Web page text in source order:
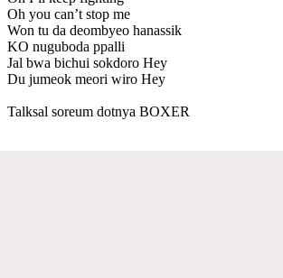
Oh you can’t stop me
Won tu da deombyeo hanassik
KO nuguboda ppalli
Jal bwa bichui sokdoro Hey
Du jumeok meori wiro Hey
Talksal soreum dotnya BOXER